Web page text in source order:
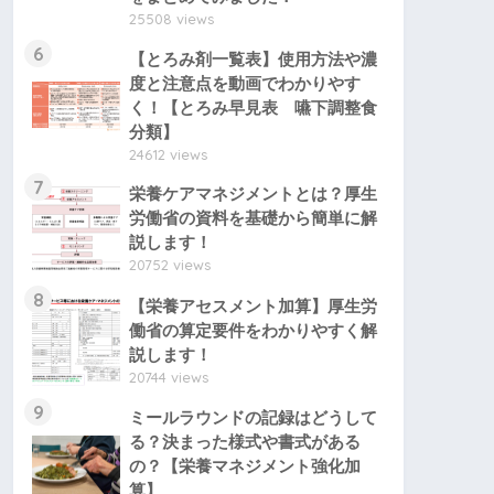
25508 views
6
【とろみ剤一覧表】使用方法や濃
度と注意点を動画でわかりやす
く！【とろみ早見表 嚥下調整食
分類】
24612 views
7
栄養ケアマネジメントとは？厚生
労働省の資料を基礎から簡単に解
説します！
20752 views
8
【栄養アセスメント加算】厚生労
働省の算定要件をわかりやすく解
説します！
20744 views
9
ミールラウンドの記録はどうして
る？決まった様式や書式がある
の？【栄養マネジメント強化加
算】